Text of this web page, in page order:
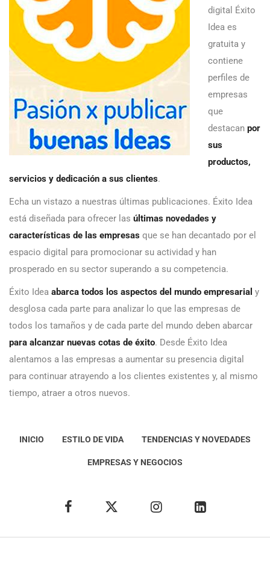
digital Éxito
Idea es
gratuita y
contiene
perfiles de
empresas
que
destacan por
sus
productos,
servicios y dedicación a sus clientes.
Echa un vistazo a nuestras últimas publicaciones. Éxito Idea
está diseñada para ofrecer las últimas novedades y
características de las empresas que se han decantado por el
espacio digital para promocionar su actividad y han
prosperado en su sector superando a su competencia.
Éxito Idea abarca todos los aspectos del mundo empresarial y
desglosa cada parte para analizar lo que las empresas de
todos los tamaños y de cada parte del mundo deben abarcar
para alcanzar nuevas cotas de éxito. Desde Éxito Idea
alentamos a las empresas a aumentar su presencia digital
para continuar atrayendo a los clientes existentes y, al mismo
tiempo, atraer a otros nuevos.
INICIO ESTILO DE VIDA TENDENCIAS Y NOVEDADES
EMPRESAS Y NEGOCIOS